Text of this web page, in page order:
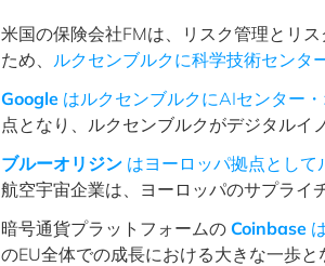
米国の保険会社FMは、リスク管理とリ
ため、 ルクセンブルクに科学技術センタ
Google はルクセンブルクにAIセンター
点となり、ルクセンブルクがデジタル
ブルーオリジン はヨーロッパ拠点とし
航空宇宙企業は、ヨーロッパのサプライ
暗号通貨プラットフォームの Coinbase
のEU全体での成長における大きな一歩と